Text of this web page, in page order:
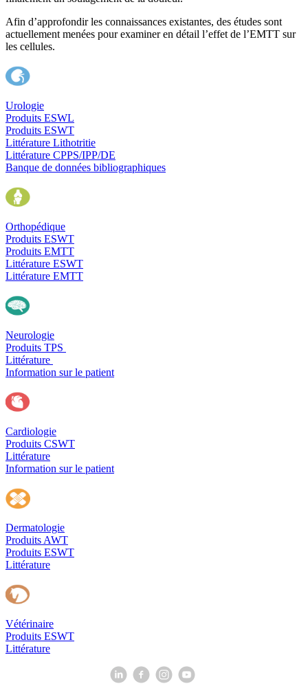
Afin d’approfondir les connaissances existantes, des études sont
actuellement menées pour examiner en détail l’effet de l’EMTT sur
les cellules.
Urologie
Produits ESWL
Produits ESWT
Littérature Lithotritie
Littérature CPPS/IPP/DE
Banque de données bibliographiques
Orthopédique
Produits ESWT
Produits EMTT
Littérature ESWT
Littérature EMTT
Neurologie
Produits TPS
Littérature
Information sur le patient
Cardiologie
Produits CSWT
Littérature
Information sur le patient
Dermatologie
Produits AWT
Produits ESWT
Littérature
Vétérinaire
Produits ESWT
Littérature